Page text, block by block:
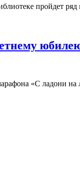
пройдет
«С ладони на